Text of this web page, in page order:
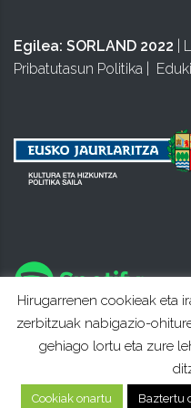
Egilea: SORLAND 2022
Pribatutasun Politika
Hirugarrenen cookieak eta
zerbitzuak nabigazio-
gehiago lortu eta zure
Cookiak onartu Baztertu